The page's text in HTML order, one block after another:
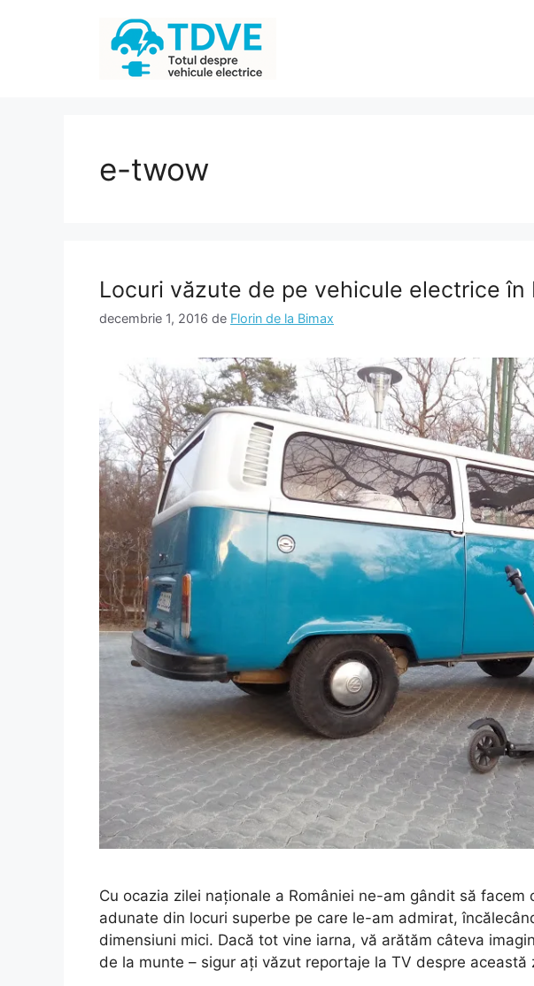
e-twow
Locuri văzute de pe vehicule electrice în
decembrie 1, 2016 de Florin de la Bimax
Cu ocazia zilei naționale a României ne-am gândit să
adunate din locuri superbe pe care le-am admirat,
dimensiuni mici. Dacă tot vine iarna, vă arătăm câteva
de la munte – sigur ați văzut reportaje la TV despre